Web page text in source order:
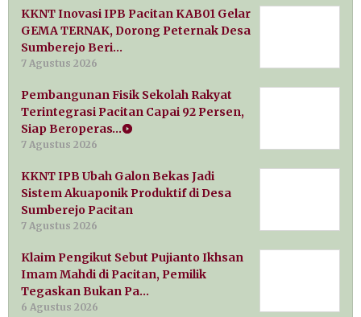
KKNT Inovasi IPB Pacitan KAB01 Gelar
GEMA TERNAK, Dorong Peternak Desa
Sumberejo Beri…
7 Agustus 2026
Pembangunan Fisik Sekolah Rakyat
Terintegrasi Pacitan Capai 92 Persen,
Siap Beroperas…
7 Agustus 2026
KKNT IPB Ubah Galon Bekas Jadi
Sistem Akuaponik Produktif di Desa
Sumberejo Pacitan
7 Agustus 2026
Klaim Pengikut Sebut Pujianto Ikhsan
Imam Mahdi di Pacitan, Pemilik
Tegaskan Bukan Pa…
6 Agustus 2026